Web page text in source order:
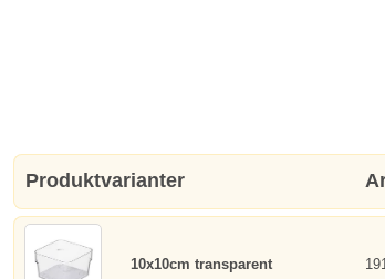
Produktvarianter
10x10cm transparent